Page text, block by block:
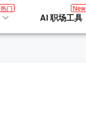
热门
AI 职场工具
New